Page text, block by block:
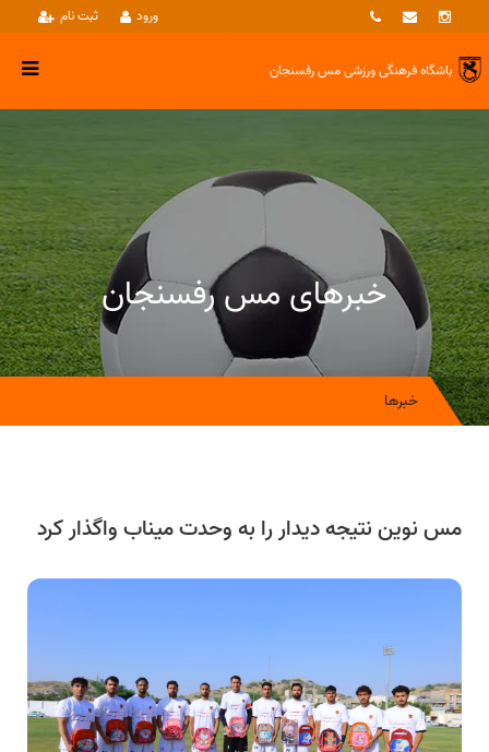
ثبت نام ورود
باشگاه فرهنگی ورزشیمس رفسنجان
خبرهای مس رفسنجان
خبرها
مس نوین نتیجه دیدار را به وحدت میناب واگذار کرد